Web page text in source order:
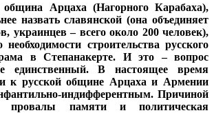
община Арцаха (Нагорного Карабаха),
назвать славянской (она объединяет
украинцев – всего около 200 человек),
строительства русского
в Степанакерте. И это – вопрос
единственный. В настоящее время
к русской общине Арцаха и Армении
индифферентным. Причиной
провалы памяти и политическая